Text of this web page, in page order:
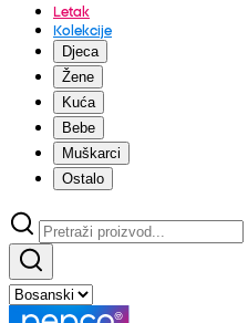
Letak
Kolekcije
Djeca
Žene
Kuća
Bebe
Muškarci
Ostalo